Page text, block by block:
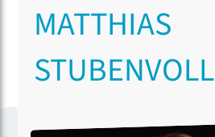
MATTHIAS
STUBENVOLL